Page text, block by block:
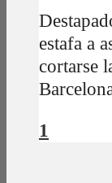
estafa a
cortarse
1